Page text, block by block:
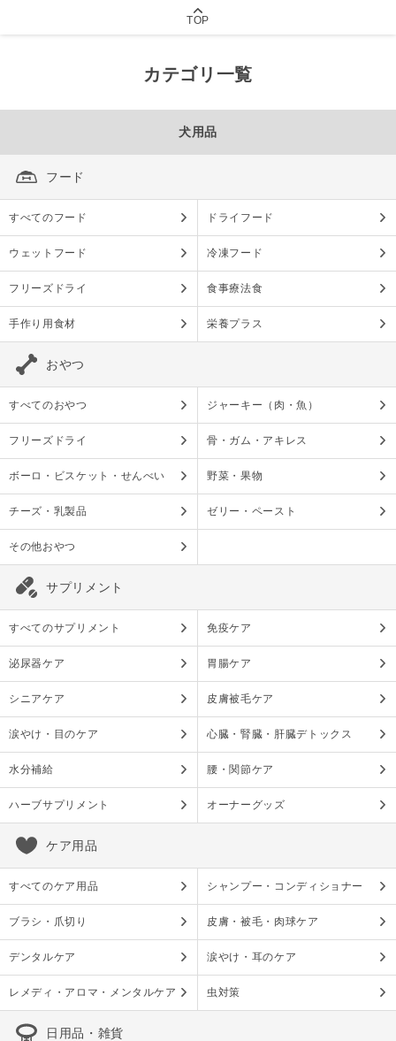
TOP
カテゴリ一覧
犬用品
フード
すべてのフード ドライフード
ウェットフード 冷凍フード
フリーズドライ 食事療法食
手作り用食材 栄養プラス
おやつ
すべてのおやつ ジャーキー（肉・魚）
フリーズドライ 骨・ガム・アキレス
ボーロ・ビスケット・せんべい 野菜・果物
チーズ・乳製品 ゼリー・ペースト
その他おやつ
サプリメント
すべてのサプリメント 免疫ケア
泌尿器ケア 胃腸ケア
シニアケア 皮膚被毛ケア
涙やけ・目のケア 心臓・腎臓・肝臓デトックス
水分補給 腰・関節ケア
ハーブサプリメント オーナーグッズ
ケア用品
すべてのケア用品 シャンプー・コンディショナー
ブラシ・爪切り 皮膚・被毛・肉球ケア
デンタルケア 涙やけ・耳のケア
レメディ・アロマ・メンタルケア 虫対策
日用品・雑貨